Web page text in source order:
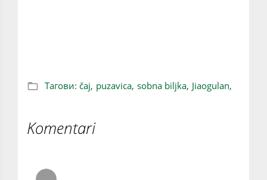
Тагови: čaj, puzavica, sobna biljka, Jiaogulan,
Komentari